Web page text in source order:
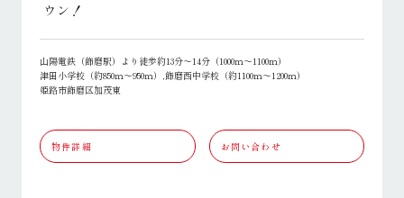
ウン！
山陽電鉄（飾磨駅）より徒歩約13分～14分（1000ｍ～1100ｍ）
津田小学校（約850ｍ～950ｍ）,飾磨西中学校（約1100ｍ～1200ｍ）
姫路市飾磨区加茂東
物件詳細 お問い合わせ